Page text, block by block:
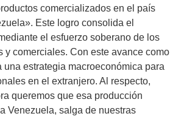
comercializados en el país
Este logro consolida el
el esfuerzo soberano de los
y comerciales. Con este avance como
una estrategia macroeconómica para
en el extranjero. Al respecto,
queremos que esa producción
Venezuela, salga de nuestras